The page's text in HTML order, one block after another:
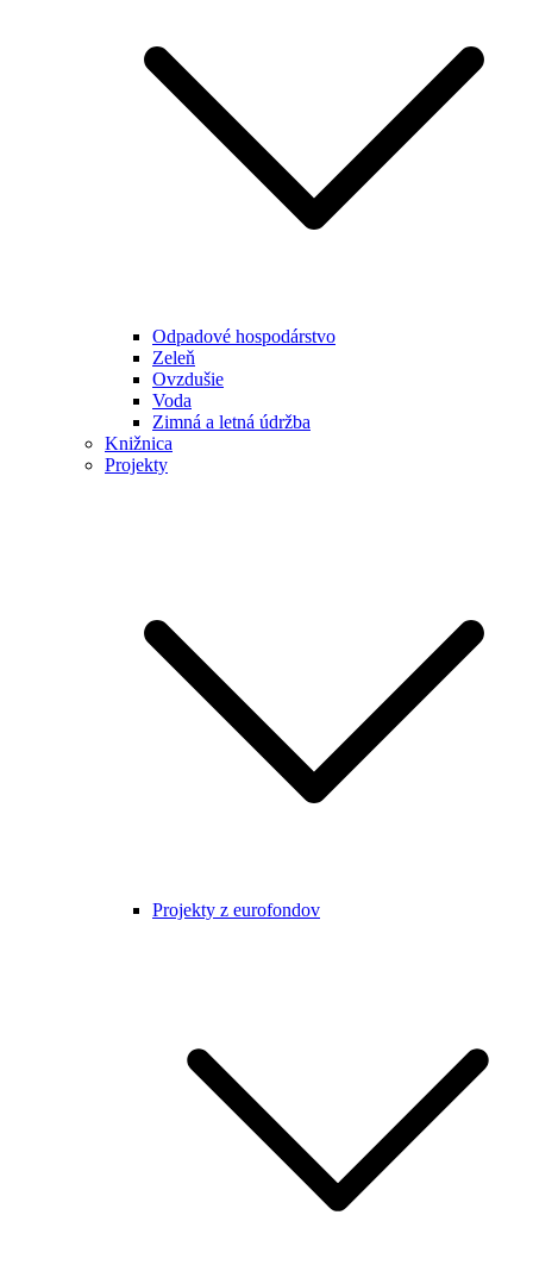
Odpadové hospodárstvo
Zeleň
Ovzdušie
Voda
Zimná a letná údržba
Knižnica
Projekty
Projekty z eurofondov